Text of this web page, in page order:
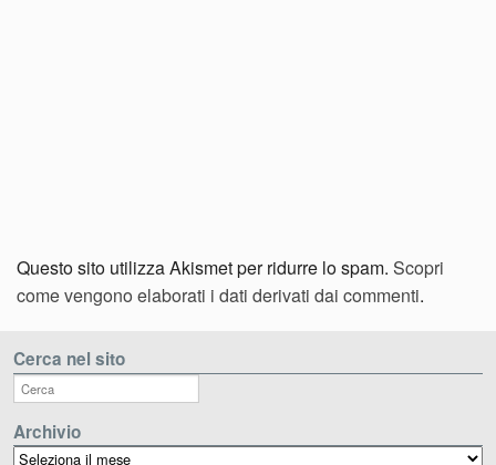
Questo sito utilizza Akismet per ridurre lo spam. Scopri
come vengono elaborati i dati derivati dai commenti.
Cerca nel sito
Archivio
Archivio